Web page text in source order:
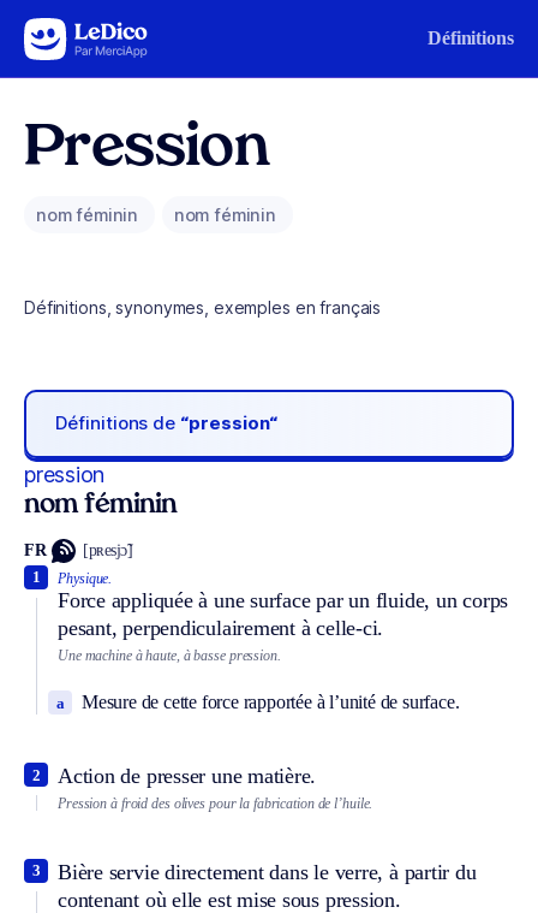
Aller au contenu Définitions
Pression
nom féminin nom féminin
Définitions, synonymes, exemples en français
Définitions de “pression“
pression
nom féminin
FR [pʀesjɔ̃]
Physique.
Force appliquée à une surface par un fluide, un corps
pesant, perpendiculairement à celle-ci.
1
Une machine à haute, à basse pression.
Mesure de cette force rapportée à l’unité de surface.
a
Action de presser une matière.
2
Pression à froid des olives pour la fabrication de l’huile.
Bière servie directement dans le verre, à partir du
contenant où elle est mise sous pression.
3